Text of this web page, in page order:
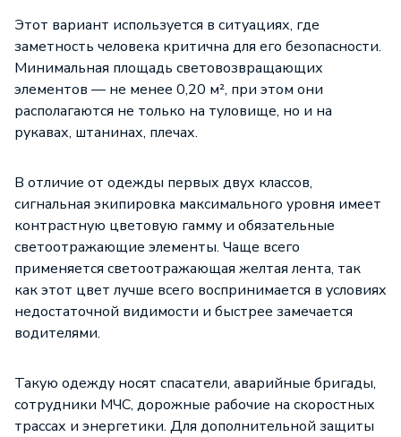
Этот вариант используется в ситуациях, где
заметность человека критична для его безопасности.
Минимальная площадь световозвращающих
элементов — не менее 0,20 м², при этом они
располагаются не только на туловище, но и на
рукавах, штанинах, плечах.
В отличие от одежды первых двух классов,
сигнальная экипировка максимального уровня имеет
контрастную цветовую гамму и обязательные
светоотражающие элементы. Чаще всего
применяется светоотражающая желтая лента, так
как этот цвет лучше всего воспринимается в условиях
недостаточной видимости и быстрее замечается
водителями.
Такую одежду носят спасатели, аварийные бригады,
сотрудники МЧС, дорожные рабочие на скоростных
трассах и энергетики. Для дополнительной защиты